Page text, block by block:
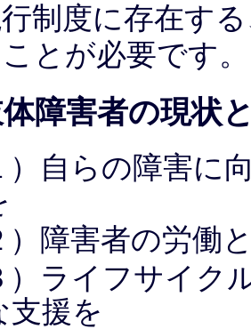
制度に存在す
とが必要です。
体障害者の現状
）自らの障害に
）障害者の労働
）ライフサイク
支援を